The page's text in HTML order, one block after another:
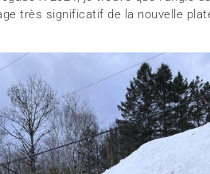
très significatif de la nouvelle